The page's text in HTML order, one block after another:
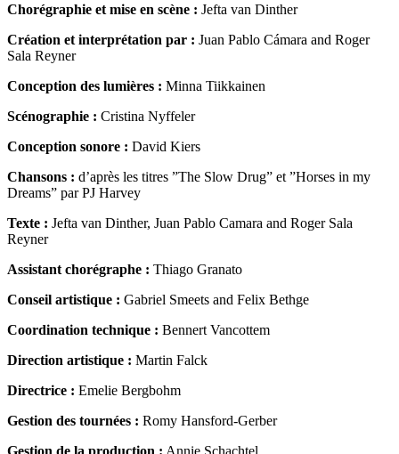
Chorégraphie et mise en scène : Jefta van Dinther
Création et interprétation par : Juan Pablo Cámara and Roger
Sala Reyner
Conception des lumières : Minna Tiikkainen
Scénographie : Cristina Nyffeler
Conception sonore : David Kiers
Chansons : d’après les titres ”The Slow Drug” et ”Horses in my
Dreams” par PJ Harvey
Texte : Jefta van Dinther, Juan Pablo Camara and Roger Sala
Reyner
Assistant chorégraphe : Thiago Granato
Conseil artistique : Gabriel Smeets and Felix Bethge
Coordination technique : Bennert Vancottem
Direction artistique : Martin Falck
Directrice : Emelie Bergbohm
Gestion des tournées : Romy Hansford-Gerber
Gestion de la production : Annie Schachtel